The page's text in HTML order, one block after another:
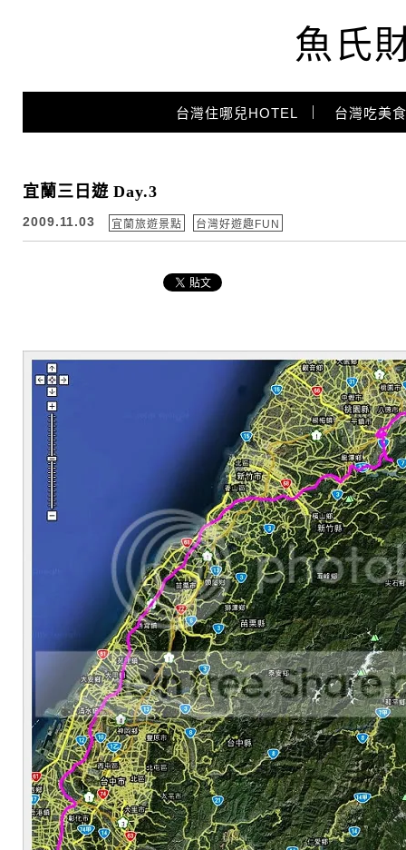
魚氏
台灣住哪兒HOTEL 台灣吃美
宜蘭三日遊 Day.3
2009.11.03 宜蘭旅遊景點 台灣好遊趣FUN